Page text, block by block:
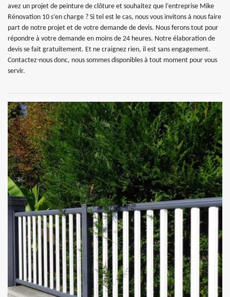
avez un projet de peinture de clôture et souhaitez que l’entreprise Mike
Rénovation 10 s’en charge ? Si tel est le cas, nous vous invitons à nous faire
part de notre projet et de votre demande de devis. Nous ferons tout pour
répondre à votre demande en moins de 24 heures. Notre élaboration de
devis se fait gratuitement. Et ne craignez rien, il est sans engagement.
Contactez-nous donc, nous sommes disponibles à tout moment pour vous
servir.